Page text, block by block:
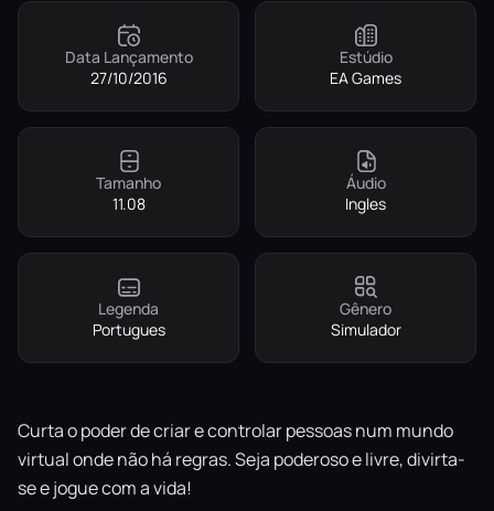
Data Lançamento
27/10/2016
Estúdio
EA Games
Tamanho
11.08
Áudio
Ingles
Legenda
Portugues
Gênero
Simulador
Curta o poder de criar e controlar pessoas num mundo
virtual onde não há regras. Seja poderoso e livre, divirta-
se e jogue com a vida!